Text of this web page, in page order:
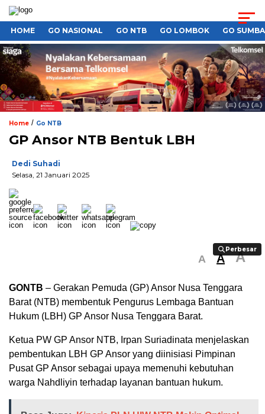
HOME GO NASIONAL GO NTB GO LOMBOK GO
Home / Go NTB
GP Ansor NTB Bentuk LBH
Dedi Suhadi
Selasa, 21 Januari 2025
Perbesar
Perbesar
A A A
GONTB – Gerakan Pemuda (GP) Ansor Nusa Tenggara
Barat (NTB) membentuk Pengurus Lembaga Bantuan
Hukum (LBH) GP Ansor Nusa Tenggara Barat.
Ketua PW GP Ansor NTB, Irpan Suriadinata menjelaskan
pembentukan LBH GP Ansor yang diinisiasi Pimpinan
Pusat GP Ansor sebagai upaya memenuhi kebutuhan
warga Nahdliyin terhadap layanan bantuan hukum.